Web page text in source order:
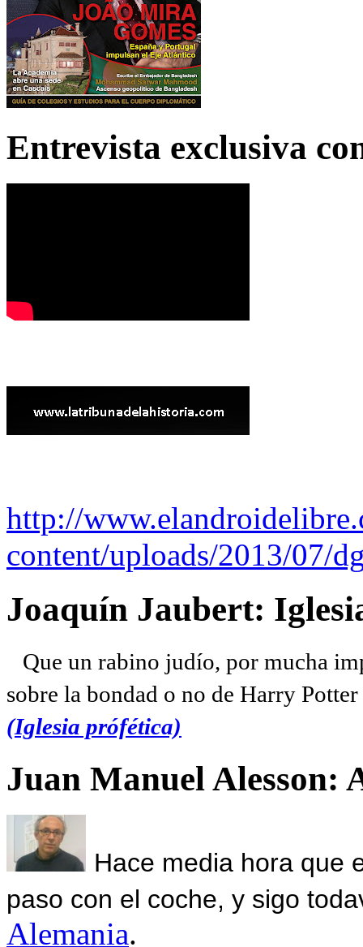
Entrevista exclusiva
http://
content/uploads/2013/07/
Joaquín Jaubert:
Que un rabino judío, por mucha
sobre la bondad o no de Harry
(Iglesia prófética)
Juan Manuel Alesson:
Hace media hora que
paso con el coche, y sigo
Alemania.